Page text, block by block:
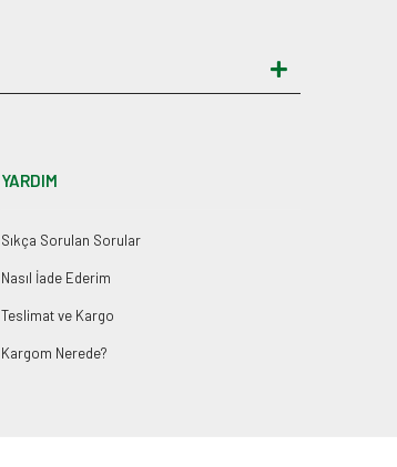
YARDIM
Sıkça Sorulan Sorular
Nasıl İade Ederim
Teslimat ve Kargo
Kargom Nerede?